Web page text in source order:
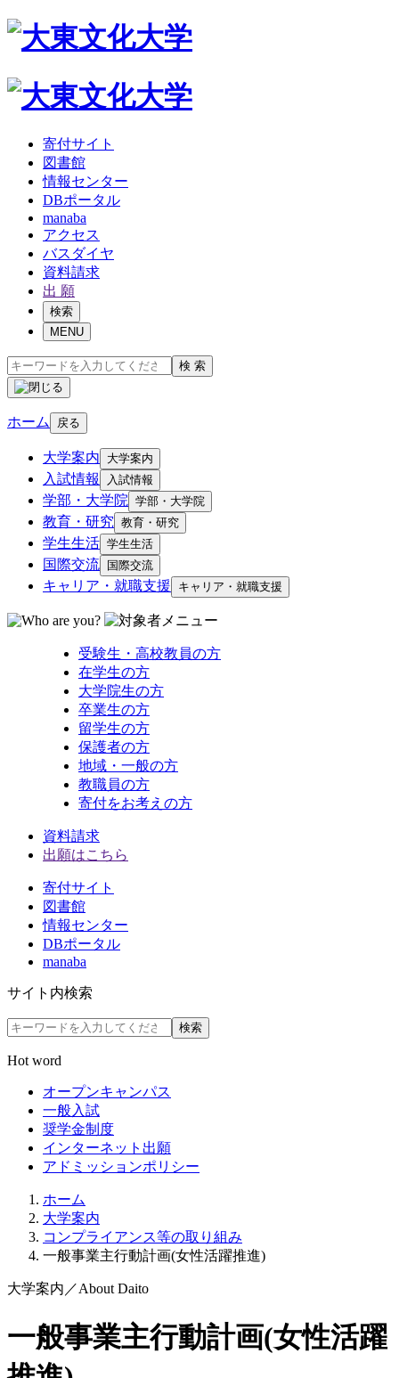
寄付サイト
図書館
情報センター
DBポータル
manaba
アクセス
バスダイヤ
資料請求
出 願
検索
MENU
検 索
ホーム 戻る
大学案内 大学案内
入試情報 入試情報
学部・大学院 学部・大学院
教育・研究 教育・研究
学生生活 学生生活
国際交流 国際交流
キャリア・就職支援 キャリア・就職支援
受験生・高校教員の方
在学生の方
大学院生の方
卒業生の方
留学生の方
保護者の方
地域・一般の方
教職員の方
寄付をお考えの方
資料請求
出願はこちら
寄付サイト
図書館
情報センター
DBポータル
manaba
サイト内検索
検索
Hot word
オープンキャンパス
一般入試
奨学金制度
インターネット出願
アドミッションポリシー
ホーム
大学案内
コンプライアンス等の取り組み
一般事業主行動計画(女性活躍推進)
大学案内 ／About Daito
一般事業主行動計画(女性活躍